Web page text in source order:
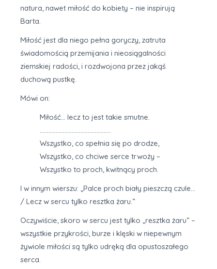
natura, nawet miłość do kobiety – nie inspirują
Barta.
Miłość jest dla niego pełna goryczy, zatruta
świadomością przemijania i nieosiągalności
ziemskiej radości, i rozdwojona przez jakąś
duchową pustkę.
Mówi on:
Miłość… lecz to jest takie smutne.
………………………………………….
Wszystko, co spełnia się po drodze,
Wszystko, co chciwe serce trwoży –
Wszystko to proch, kwitnący proch.
I w innym wierszu: „Palce proch biały pieszczą czule…
/ Lecz w sercu tylko resztka żaru.”
Oczywiście, skoro w sercu jest tylko „resztka żaru” –
wszystkie przykrości, burze i klęski w niepewnym
żywiole miłości są tylko udręką dla opustoszałego
serca.